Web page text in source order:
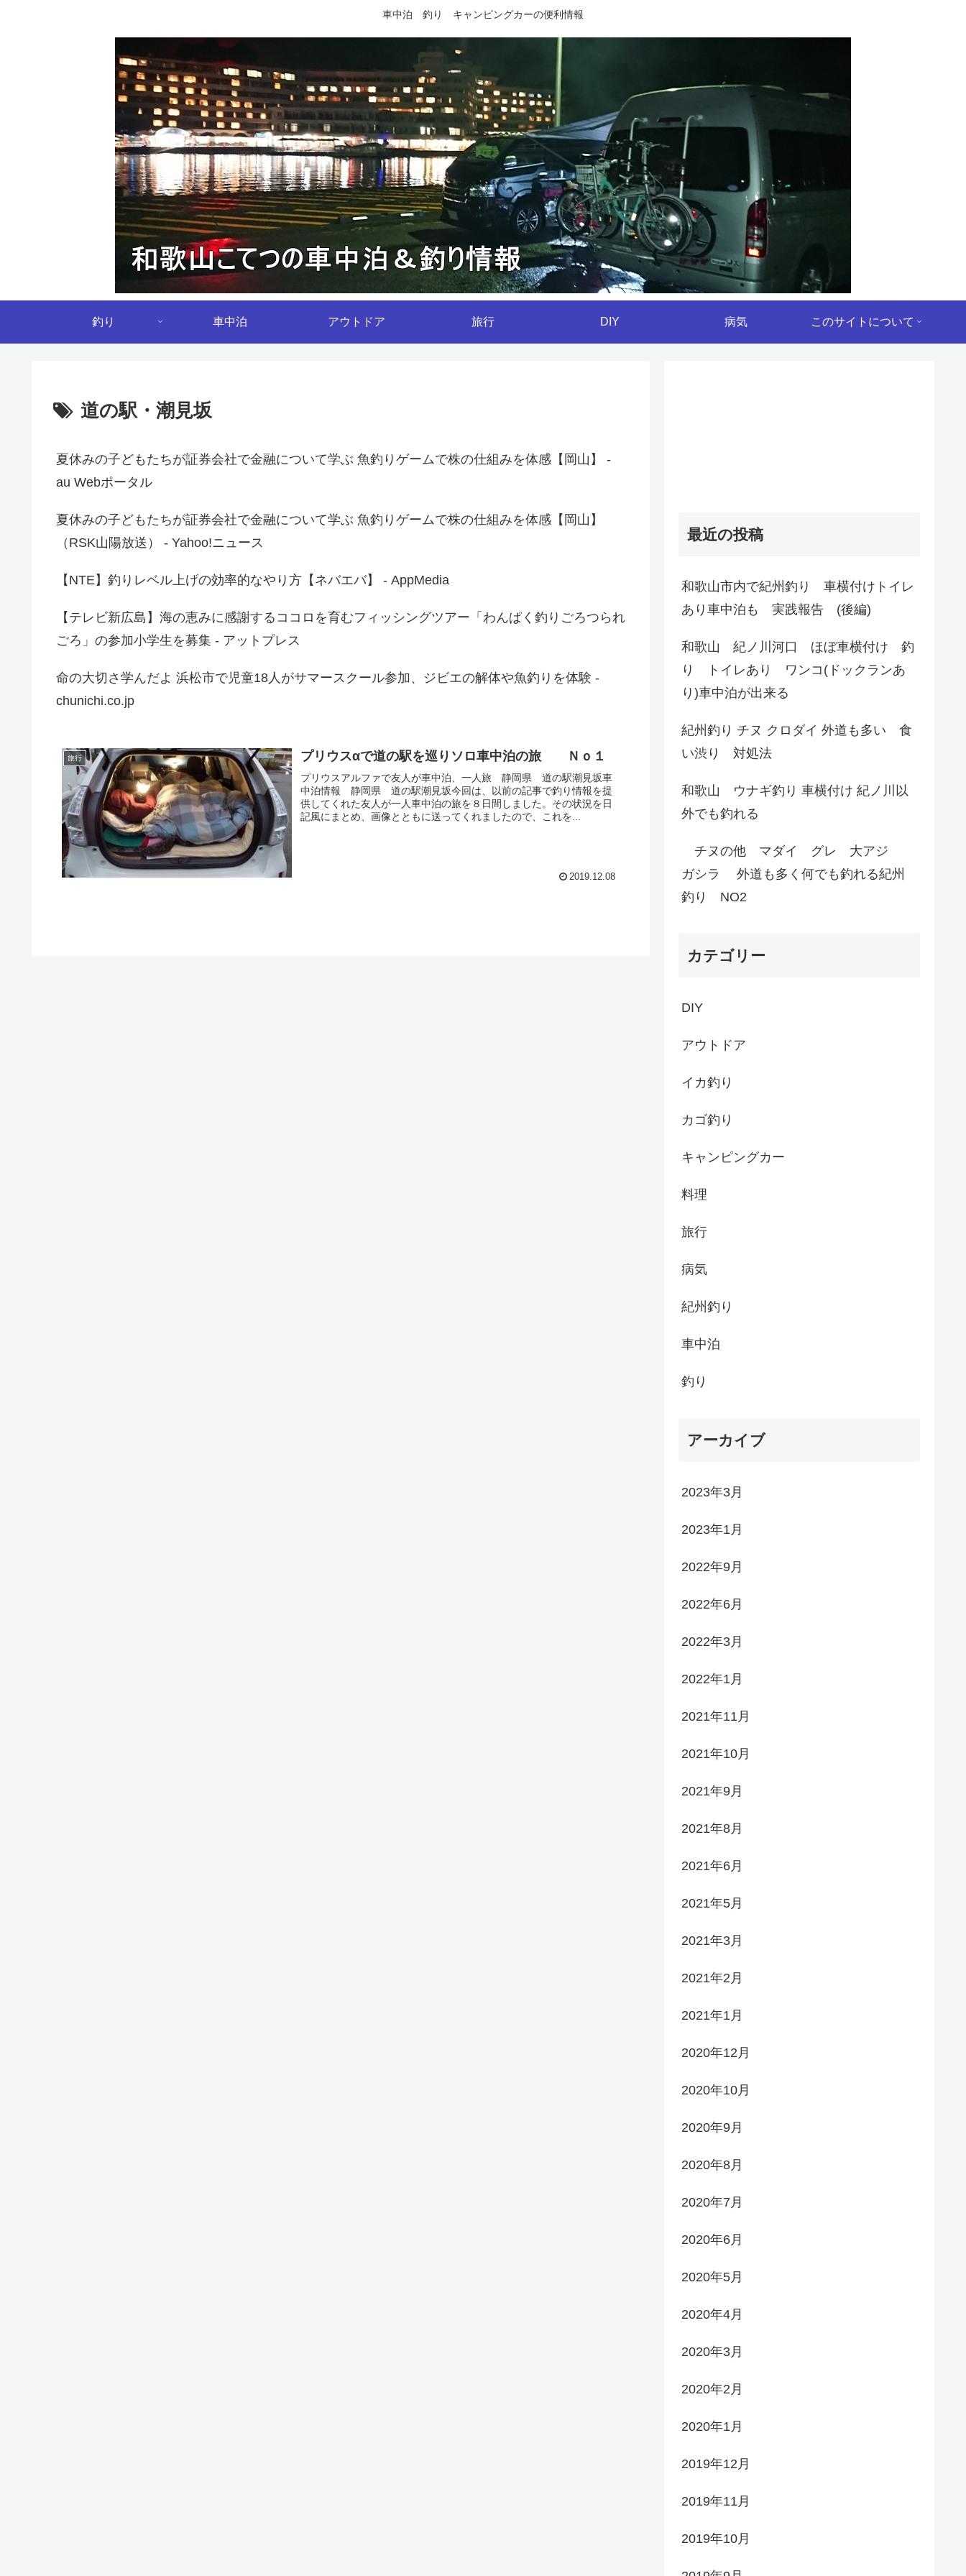
車中泊 釣り キャンピングカーの便利情報
釣り 車中泊 アウトドア 旅行 DIY 病気 このサイトについて
道の駅・潮見坂
夏休みの子どもたちが証券会社で金融について学ぶ 魚釣りゲームで株の仕組みを体感【岡山】 -
au Webポータル
夏休みの子どもたちが証券会社で金融について学ぶ 魚釣りゲームで株の仕組みを体感【岡山】
（RSK山陽放送） - Yahoo!ニュース
【NTE】釣りレベル上げの効率的なやり方【ネバエバ】 - AppMedia
【テレビ新広島】海の恵みに感謝するココロを育むフィッシングツアー「わんぱく釣りごろつられ
ごろ」の参加小学生を募集 - アットプレス
命の大切さ学んだよ 浜松市で児童18人がサマースクール参加、ジビエの解体や魚釣りを体験 -
chunichi.co.jp
旅行 プリウスαで道の駅を巡りソロ車中泊の旅 Ｎｏ１
プリウスアルファで友人が車中泊、一人旅 静岡県 道の駅潮見坂車
中泊情報 静岡県 道の駅潮見坂今回は、以前の記事で釣り情報を提
供してくれた友人が一人車中泊の旅を８日間しました。その状況を日
記風にまとめ、画像とともに送ってくれましたので、これを...
2019.12.08
最近の投稿
和歌山市内で紀州釣り 車横付けトイレ
あり車中泊も 実践報告 (後編)
和歌山 紀ノ川河口 ほぼ車横付け 釣
り トイレあり ワンコ(ドックランあ
り)車中泊が出来る
紀州釣り チヌ クロダイ 外道も多い 食
い渋り 対処法
和歌山 ウナギ釣り 車横付け 紀ノ川以
外でも釣れる
チヌの他 マダイ グレ 大アジ
ガシラ 外道も多く何でも釣れる紀州
釣り NO2
カテゴリー
DIY
アウトドア
イカ釣り
カゴ釣り
キャンピングカー
料理
旅行
病気
紀州釣り
車中泊
釣り
アーカイブ
2023年3月
2023年1月
2022年9月
2022年6月
2022年3月
2022年1月
2021年11月
2021年10月
2021年9月
2021年8月
2021年6月
2021年5月
2021年3月
2021年2月
2021年1月
2020年12月
2020年10月
2020年9月
2020年8月
2020年7月
2020年6月
2020年5月
2020年4月
2020年3月
2020年2月
2020年1月
2019年12月
2019年11月
2019年10月